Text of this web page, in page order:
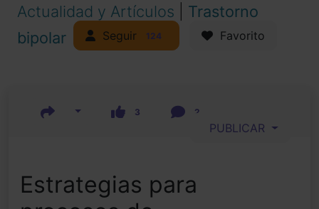
Actualidad y Artículos
Trastorno
bipolar
Seguir 124 Favorito
3 2
PUBLICAR
Estrategias para